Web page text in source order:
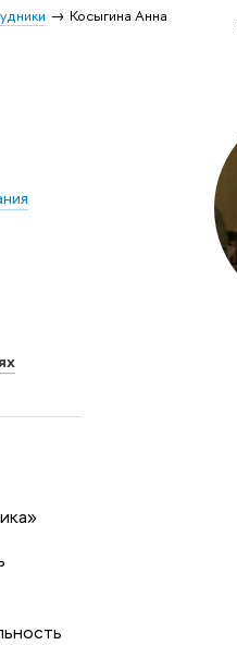
Косыгина Анна